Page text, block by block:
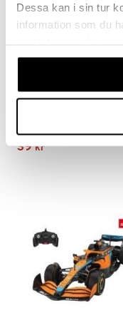
Dessa kan i sin tur
information som du
våra cookies vid
39 kr